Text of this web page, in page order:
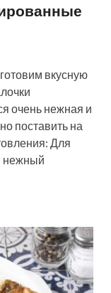
вкусную
очень нежная и
поставить на
Для
нежный